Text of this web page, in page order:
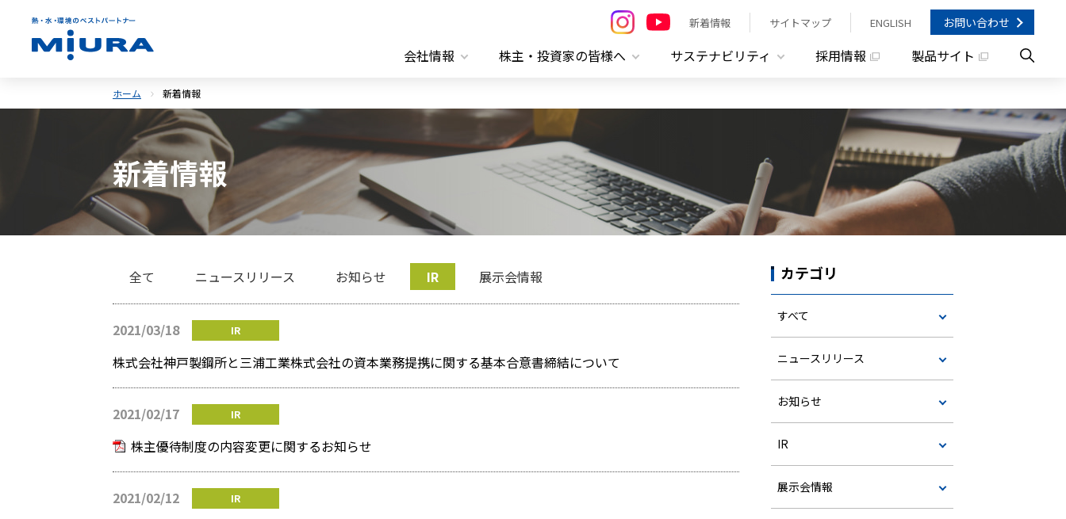
新着情報 サイトマップ ENGLISH お問い合わせ
会社情報 株主・投資家の皆様へ サステナビリティ 採用情報 製品サイト
ホーム 新着情報
新着情報
全て ニュースリリース お知らせ IR 展示会情報
2021/03/18 IR
株式会社神戸製鋼所と三浦工業株式会社の資本業務提携に関する基本合意書締結について
2021/02/17 IR
株主優待制度の内容変更に関するお知らせ
2021/02/12 IR
カテゴリ
すべて
ニュースリリース
お知らせ
IR
展示会情報